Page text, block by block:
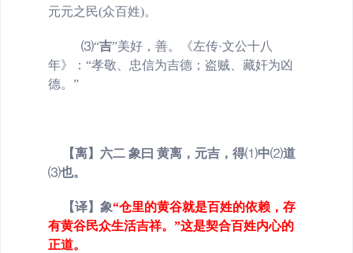
元元之民(众百姓)。
⑶“吉”美好，善。《左传·文公十八
年》：“孝敬、忠信为吉德；盗贼、藏奸为凶
德。”
【离】六二 象曰 黄离，元吉，得⑴中⑵道
⑶也。
【译】象“仓里的黄谷就是百姓的依赖，存
有黄谷民众生活吉祥。”这是契合百姓内心的
正道。